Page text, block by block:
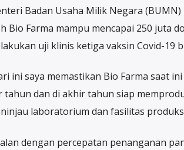
Badan Usaha Milik Negara
Bio Farma mampu mencapai 250 juta
uji klinis ketiga vaksin Covid-19
ini saya memastikan Bio Farma saat
tahun dan di akhir tahun siap
laboratorium dan fasilitas
dengan percepatan penanganan